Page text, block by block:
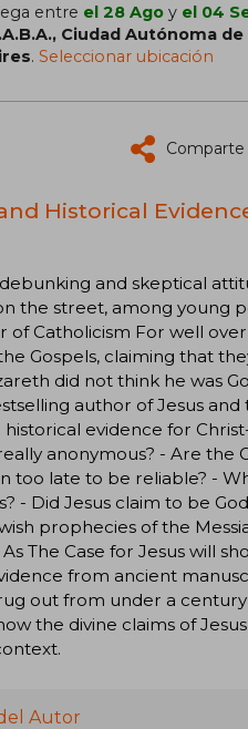
entre el 28 Ago y el 04
Ciudad Autónoma
. Seleccionar ubicación
Historical
and skeptical
the street, among young
of Catholicism For well
Gospels, claiming that
did not think he was
author of Jesus and
evidence for
anonymous? - Are the
too late to be reliable? -
- Did Jesus claim to be
prophecies of the
The Case for Jesus will
from ancient
out from under a
the divine claims of
Autor